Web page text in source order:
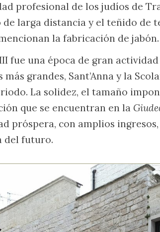
profesional de los judíos de
larga distancia y el teñido de
la fabricación de jabón.
fue una época de gran
más grandes, Sant’Anna y la
La solidez, el tamaño
que se encuentran en la
próspera, con amplios
del futuro.